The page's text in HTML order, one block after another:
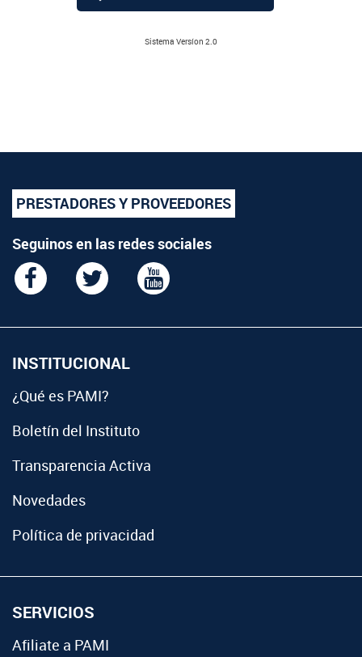
Sistema Versíon 2.0
PRESTADORES Y PROVEEDORES
Seguinos en las redes sociales
INSTITUCIONAL
¿Qué es PAMI?
Boletín del Instituto
Transparencia Activa
Novedades
Política de privacidad
SERVICIOS
Afiliate a PAMI